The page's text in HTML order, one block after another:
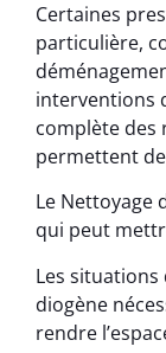
Certaines
particulière,
interventions
complète des
permettent
Le Nettoyage
qui peut
Les
diogène
rendre